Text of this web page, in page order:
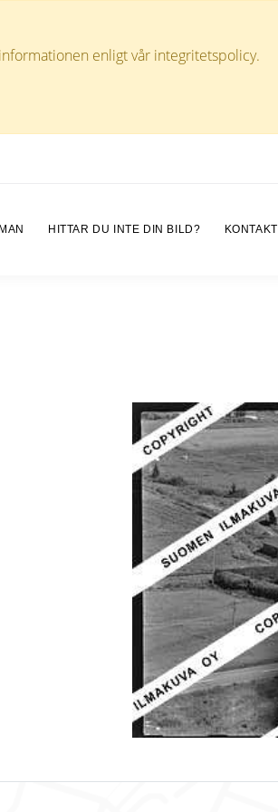
enligt vår integritetspolicy.
HITTAR DU INTE DIN BILD? KONTAKT